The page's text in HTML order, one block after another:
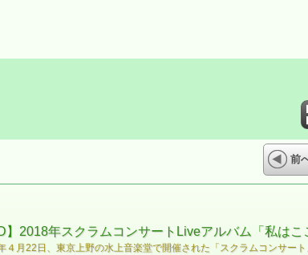
前
】2018年スクラムコンサートLiveアルバム「私はこ
４月22日、東京上野の水上音楽堂で開催された「スクラムコンサー